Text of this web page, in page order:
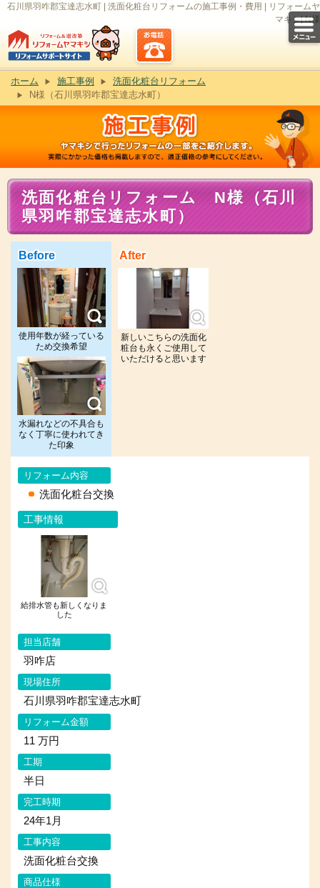
石川県羽咋郡宝達志水町 | 洗面化粧台リフォームの施工事例・費用 | リフォームヤ
マキシ| N様
ホーム 施工事例
洗面化粧台リフォーム
N様（石川県羽咋郡宝達志水町）
洗面化粧台リフォーム N様（石川
県羽咋郡宝達志水町）
Before
使用年数が経っている
ため交換希望
水漏れなどの不具合も
なく丁寧に使われてき
た印象
新しいこちらの洗面化
粧台も永くご使用して
いただけると思います
リフォーム内容
洗面化粧台交換
工事情報
給排水管も新しくなりま
した
担当店舗
羽咋店
現場住所
石川県羽咋郡宝達志水町
リフォーム金額
11 万円
工期
半日
完工時期
24年1月
工事内容
洗面化粧台交換
商品仕様